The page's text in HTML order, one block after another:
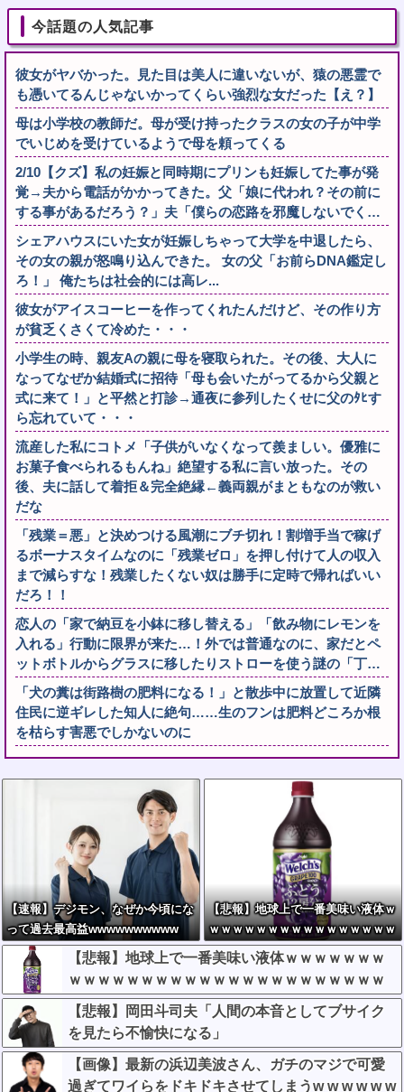
今話題の人気記事
彼女がヤバかった。見た目は美人に違いないが、猿の悪霊で
も憑いてるんじゃないかってくらい強烈な女だった【え？】
母は小学校の教師だ。母が受け持ったクラスの女の子が中学
でいじめを受けているようで母を頼ってくる
2/10【クズ】私の妊娠と同時期にプリンも妊娠してた事が発
覚→夫から電話がかかってきた。父「娘に代われ？その前に
する事があるだろう？」夫「僕らの恋路を邪魔しないでく…
シェアハウスにいた女が妊娠しちゃって大学を中退したら、
その女の親が怒鳴り込んできた。 女の父「お前らDNA鑑定し
ろ！」 俺たちは社会的には高レ...
彼女がアイスコーヒーを作ってくれたんだけど、その作り方
が貧乏くさくて冷めた・・・
小学生の時、親友Aの親に母を寝取られた。その後、大人に
なってなぜか結婚式に招待「母も会いたがってるから父親と
式に来て！」と平然と打診→通夜に参列したくせに父のﾀﾋす
ら忘れていて・・・
流産した私にコトメ「子供がいなくなって羨ましい。優雅に
お菓子食べられるもんね」絶望する私に言い放った。その
後、夫に話して着拒＆完全絶縁←義両親がまともなのが救い
だな
「残業＝悪」と決めつける風潮にブチ切れ！割増手当で稼げ
るボーナスタイムなのに「残業ゼロ」を押し付けて人の収入
まで減らすな！残業したくない奴は勝手に定時で帰ればいい
だろ！！
恋人の「家で納豆を小鉢に移し替える」「飲み物にレモンを
入れる」行動に限界が来た…！外では普通なのに、家だとペ
ットボトルからグラスに移したりストローを使う謎の「丁…
「犬の糞は街路樹の肥料になる！」と散歩中に放置して近隣
住民に逆ギレした知人に絶句……生のフンは肥料どころか根
を枯らす害悪でしかないのに
【速報】デジモン、なぜか今頃にな
って過去最高益wwwwwwwwww
【悲報】地球上で一番美味い液体ｗ
ｗｗｗｗｗｗｗｗｗｗｗｗｗｗｗｗ
ｗｗｗｗｗｗｗｗｗｗｗｗｗｗｗｗ
【悲報】地球上で一番美味い液体ｗｗｗｗｗｗｗ
ｗｗｗｗｗｗｗｗｗｗｗｗｗｗｗｗｗｗｗｗｗｗ
ｗｗｗｗ
【悲報】岡田斗司夫「人間の本音としてブサイク
を見たら不愉快になる」
【画像】最新の浜辺美波さん、ガチのマジで可愛
過ぎてワイらをドキドキさせてしまうw w w w w w